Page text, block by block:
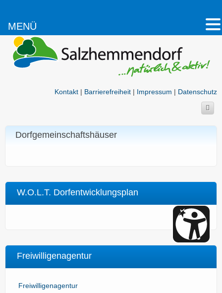
Kontakt | Barrierefreiheit | Impressum | Datenschutz
Dorfgemeinschaftshäuser
W.O.L.T. Dorfentwicklungsplan
Freiwilligenagentur
Freiwilligenagentur
MENÜ